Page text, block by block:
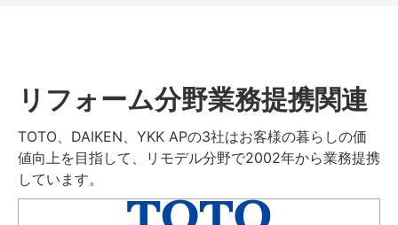
リフォーム分野業務提携関連
TOTO、DAIKEN、YKK APの3社はお客様の暮らしの価
値向上を目指して、リモデル分野で2002年から業務提携
しています。